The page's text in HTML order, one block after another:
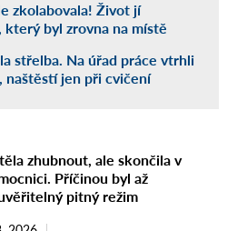
zkolabovala! Život jí
který byl zrovna na místě
střelba. Na úřad práce vtrhli
naštěstí jen při cvičení
zhubnout, ale skončila v
Příčinou byl až
pitný režim